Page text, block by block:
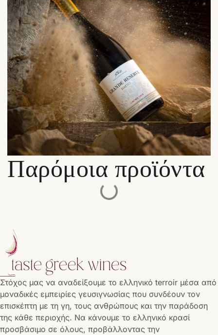
Παρόμοια προϊόντα
Στόχος μας να αναδείξουμε το ελληνικό terroir μέσα από
μοναδικές εμπειρίες γευσιγνωσίας που συνδέουν τον
επισκέπτη με τη γη, τους ανθρώπους και την παράδοση
της κάθε περιοχής. Να κάνουμε το ελληνικό κρασί
προσβάσιμο σε όλους, προβάλλοντας την